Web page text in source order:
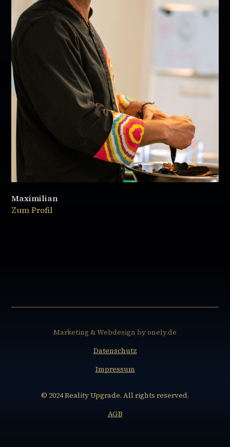
Maximilian
Zum Profil
© 2024 Reality Upgrade. All rights reserved.
Marketing & Webdesign by onely.de
Datenschutz
Impressum
AGB